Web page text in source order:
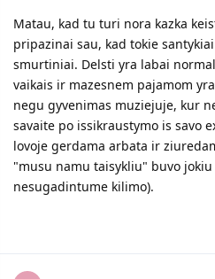
Matau, kad tu turi nora kazka
pripazinai sau, kad tokie
smurtiniai. Delsti yra labai
vaikais ir mazesnem pajamom
negu gyvenimas muziejuje, kur
savaite po issikraustymo is savo
lovoje gerdama arbata ir
"musu namu taisykliu" buvo
nesugadintume kilimo).